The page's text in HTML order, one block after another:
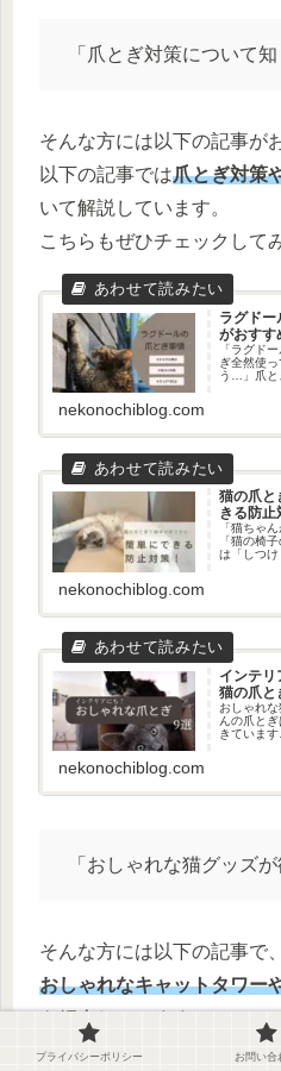
「爪とぎ対策について知
そんな方には以下の記事が
以下の記事では爪とぎ対策
いて解説しています。
こちらもぜひチェックして
ラグドー
がおすす
「ラグド
ぎ全然使
う…」爪と
ね…！そ
リバリ（
nekonochiblog.com
猫の爪
きる防止
「猫ちゃ
「猫の椅
は「しつ
子もボロ
高！放置
nekonochiblog.com
インテリ
猫の爪と
おしゃれ
んの爪と
きていま
リアとし
探してき
nekonochiblog.com
「おしゃれな猫グッズが
そんな方には以下の記事で、
おしゃれなキャットタワー
を紹介しています。
こちらもぜひチェックして
プライバシーポリシー お問い合